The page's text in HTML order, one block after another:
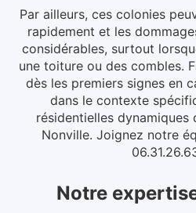
Par ailleurs, ces colonies
rapidement et les
considérables, surtout
une toiture ou des combles.
dès les premiers signes en
dans le contexte
résidentielles dynamiques
Nonville. Joignez notre
Notre